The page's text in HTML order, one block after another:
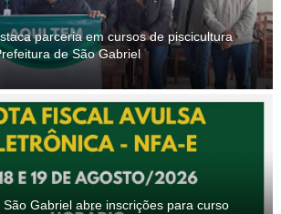
parceria em cursos de piscicultura
de São Gabriel
Gabriel abre inscrições para curso